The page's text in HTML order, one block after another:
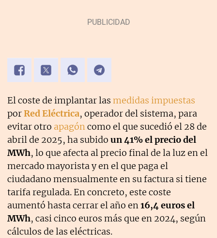
El coste de implantar las medidas impuestas
porRed Eléctrica, operador del sistema, para
evitar otro apagóncomo el que sucedió el 28 de
abril de 2025, ha subido un 41% el precio del
MWh, lo que afecta al precio final de la luz en el
mercado mayorista y en el que paga el
ciudadano mensualmente en su factura si tiene
tarifa regulada. En concreto, este coste
aumentó hasta cerrar el año en16,4 euros el
MWh, casi cinco euros más que en 2024, según
cálculos de las eléctricas.